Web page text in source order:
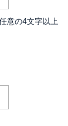
意の4文字以上